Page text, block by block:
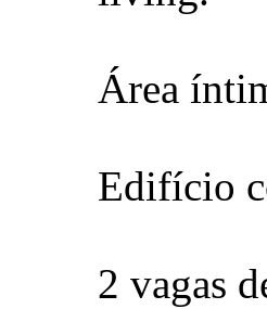
Área
Edifício
2 vagas